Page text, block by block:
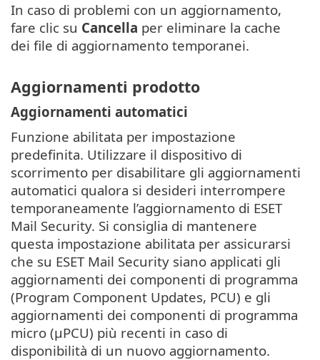
In caso di problemi con un aggiornamento,
fare clic su Cancella per eliminare la cache
dei file di aggiornamento temporanei.
Aggiornamenti prodotto
Aggiornamenti automatici
Funzione abilitata per impostazione
predefinita. Utilizzare il dispositivo di
scorrimento per disabilitare gli aggiornamenti
automatici qualora si desideri interrompere
temporaneamente l’aggiornamento di ESET
Mail Security. Si consiglia di mantenere
questa impostazione abilitata per assicurarsi
che su ESET Mail Security siano applicati gli
aggiornamenti dei componenti di programma
(Program Component Updates, PCU) e gli
aggiornamenti dei componenti di programma
micro (μPCU) più recenti in caso di
disponibilità di un nuovo aggiornamento.